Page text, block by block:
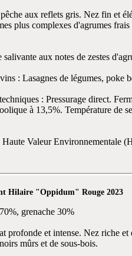
aux reflets gris. Nez fin et
plus complexes d'agrumes
aux notes de zestes
: Lasagnes de légumes, poke
: Pressurage direct.
à 13,5%. Température de
Valeur Environnementale
Hilaire "Oppidum" Rouge 2023
grenache 30%
profonde et intense. Nez riche et
mûrs et de sous-bois.